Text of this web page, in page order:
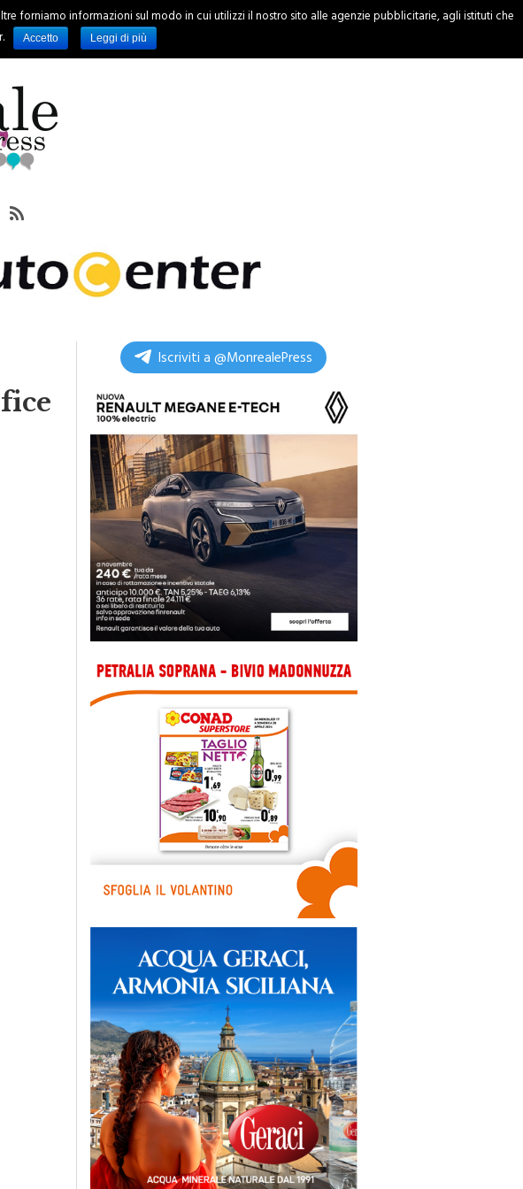
SPORT INCHIESTE
Iscriviti a @MonrealePress
forniamo informazioni sul modo in cui utilizzi il nostro sito alle agenzie pubblicitarie, agli istituti che
Accetto Leggi di più